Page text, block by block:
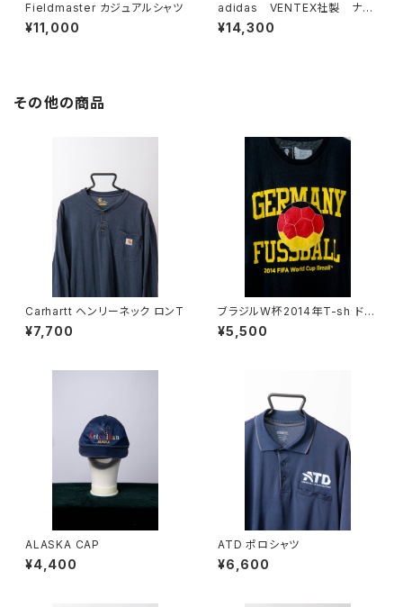
Fieldmaster カジュアルシャツ
¥11,000
adidas VENTEX社製 ナイ
ロンジャケット RED
¥14,300
その他の商品
Carhartt ヘンリーネック ロンT
¥7,700
ブラジルW杯2014年T-sh ドイ
ツ代表
¥5,500
ALASKA CAP
¥4,400
ATD ポロシャツ
¥6,600